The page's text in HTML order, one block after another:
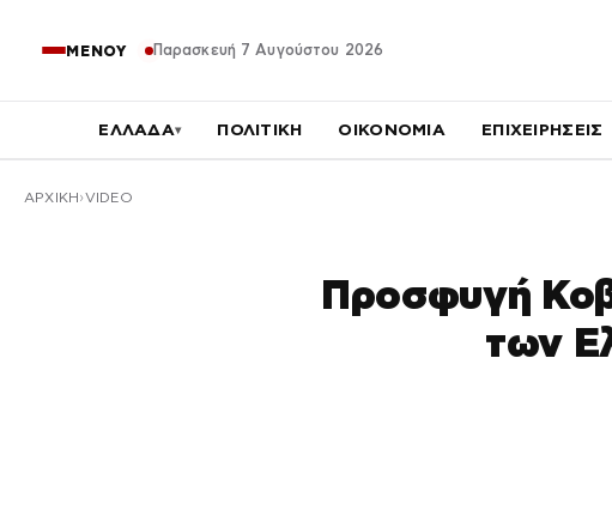
ΜΕΝΟΥ Παρασκευή 7 Αυγούστου 2026
ΕΛΛΑΔΑ▾ ΠΟΛΙΤΙΚΗ ΟΙΚΟΝΟΜΙΑ ΕΠΙΧΕΙΡΗΣΕΙΣ
ΑΡΧΙΚΉ VIDEO
Προσφυγή
των